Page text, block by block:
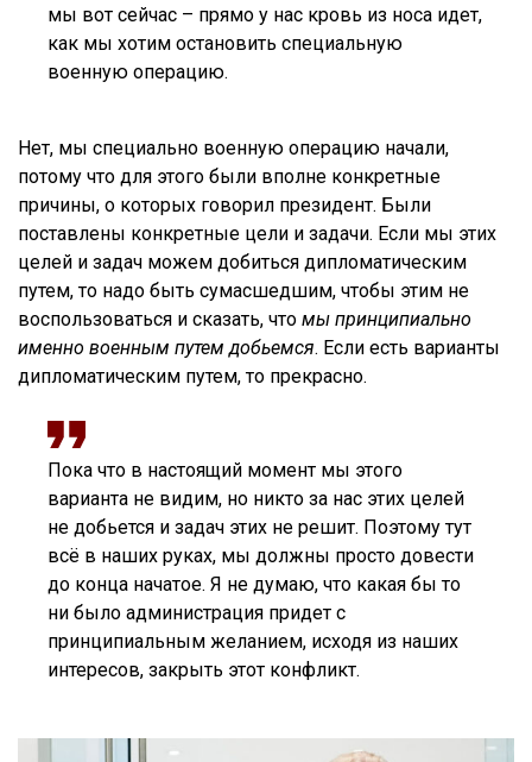
мы вот сейчас – прямо у нас кровь из носа идет,
как мы хотим остановить специальную
военную операцию.
Нет, мы специально военную операцию начали,
потому что для этого были вполне конкретные
причины, о которых говорил президент. Были
поставлены конкретные цели и задачи. Если мы этих
целей и задач можем добиться дипломатическим
путем, то надо быть сумасшедшим, чтобы этим не
воспользоваться и сказать, что мы принципиально
именно военным путем добьемся. Если есть варианты
дипломатическим путем, то прекрасно.
Пока что в настоящий момент мы этого
варианта не видим, но никто за нас этих целей
не добьется и задач этих не решит. Поэтому тут
всё в наших руках, мы должны просто довести
до конца начатое. Я не думаю, что какая бы то
ни было администрация придет с
принципиальным желанием, исходя из наших
интересов, закрыть этот конфликт.